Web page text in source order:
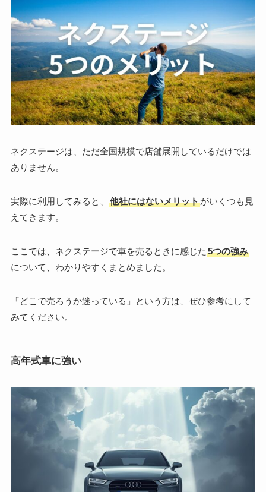
ネクステージは、ただ全国規模で店舗展開しているだけでは
ありません。
実際に利用してみると、 他社にはないメリットがいくつも見
えてきます。
ここでは、ネクステージで車を売るときに感じた 5つの強み
について、わかりやすくまとめました。
「どこで売ろうか迷っている」という方は、ぜひ参考にして
みてください。
高年式車に強い